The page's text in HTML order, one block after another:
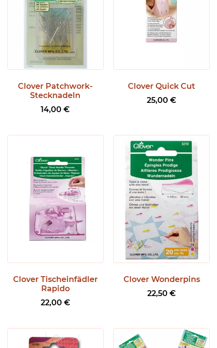
Clover Patchwork-
Stecknadeln
14,00€
Clover Quick Cut
25,00€
Clover Tischeinfädler
Rapido
22,00 €
Clover Wonderpins
22,50€